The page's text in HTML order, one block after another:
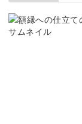
刺繍をする手
「London
バラの刺繍
葉っぱの刺